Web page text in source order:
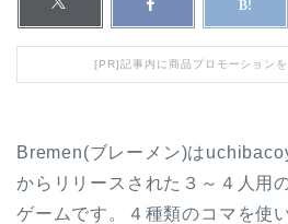
[PR]記事内に商品プロモーション
Bremen(ブレーメン)は
からリリースされた３～４人用
ゲームです。４種類のコマを使